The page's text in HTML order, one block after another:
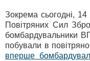
Зокрема сьогодні,
Повітряних Сил
бомбардувальники
побували в
вперше